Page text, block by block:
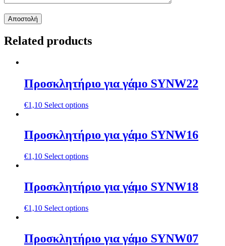
Related products
Προσκλητήριο για γάμο SYNW22
€1,10 Select options
Προσκλητήριο για γάμο SYNW16
€1,10 Select options
Προσκλητήριο για γάμο SYNW18
€1,10 Select options
Προσκλητήριο για γάμο SYNW07